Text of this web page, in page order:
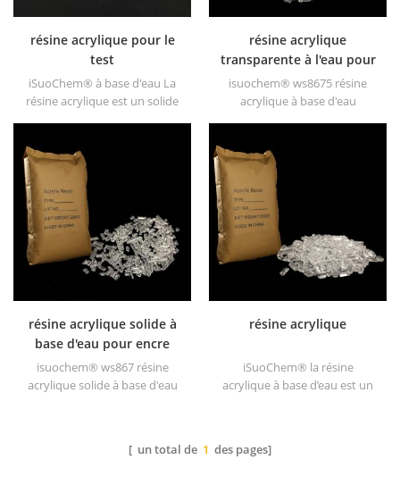
résine acrylique pour le
test
iSuoChem® à base d'eau La
résine acrylique est un solide
abrasive, une bonne
solubilité, une transparence
élevée, un bon imprimabilité
et bon transitivité.
résine acrylique
transparente à l'eau pour
vernis
isuochem® ws8675 résine
acrylique à base d'eau
d'excellentes brillances,
résistance à l'abrasion, bonne
solubilité, haute
transparence, bonne
imprimabilité et bonne
transitivité.
résine acrylique solide à
base d'eau pour encre
d'imprimerie
isuochem® ws867 résine
acrylique solide à base d'eau
solubilité, haute
résine acrylique
iSuoChem® la résine
acrylique à base d’eau est un
transparence élevée, bonne
[ un total de 1 des pages]